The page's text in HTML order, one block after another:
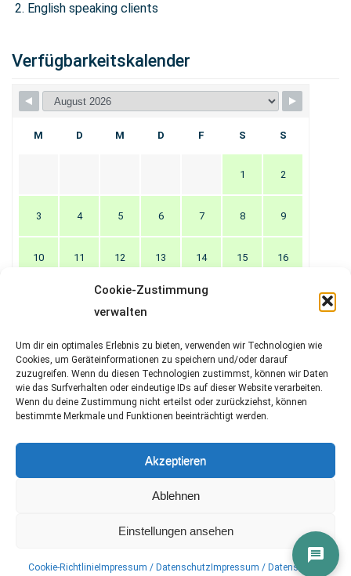
Cookie-Zustimmung
verwalten
Um dir ein optimales Erlebnis zu bieten, verwenden wir Technologien wie
Cookies, um Geräteinformationen zu speichern und/oder darauf
zuzugreifen. Wenn du diesen Technologien zustimmst, können wir Daten
wie das Surfverhalten oder eindeutige IDs auf dieser Website verarbeiten.
Wenn du deine Zustimmung nicht erteilst oder zurückziehst, können
bestimmte Merkmale und Funktionen beeinträchtigt werden.
Akzeptieren
Ablehnen
Einstellungen ansehen
Cookie-Richtlinie Impressum / Datenschutz Impressum / Datenschutz
English speaking clients
Verfügbarkeitskalender
M D M D F S S
1 2
3 4 5 6 7 8 9
10 11 12 13 14 15 16
21
24 25 26 27 28 29 30
31
Suchen
Copyright © 2026Spreekatzen. All rights reserved.
Designed byFameThemes